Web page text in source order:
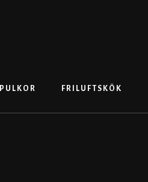
PULKOR FRILUFTSKÖK